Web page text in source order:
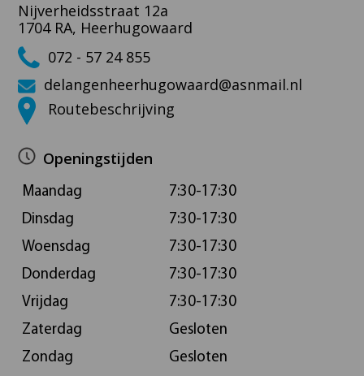
Nijverheidsstraat 12a
1704 RA, Heerhugowaard
072 - 57 24 855
delangenheerhugowaard@asnmail.nl
Routebeschrijving
Openingstijden
Maandag
7:30-17:30
Dinsdag
7:30-17:30
Woensdag
7:30-17:30
Donderdag
7:30-17:30
Vrijdag
7:30-17:30
Zaterdag
Gesloten
Zondag
Gesloten